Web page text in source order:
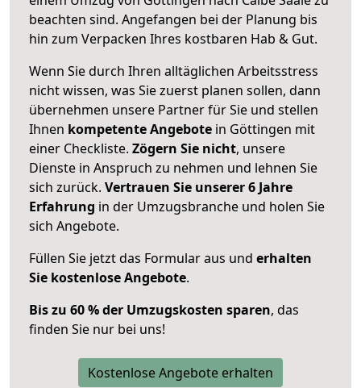
beachten sind. Angefangen bei der Planung bis
hin zum Verpacken Ihres kostbaren Hab & Gut.
Wenn Sie durch Ihren alltäglichen Arbeitsstress
nicht wissen, was Sie zuerst planen sollen, dann
übernehmen unsere Partner für Sie und stellen
Ihnen kompetente Angebote in Göttingen mit
einer Checkliste. Zögern Sie nicht, unsere
Dienste in Anspruch zu nehmen und lehnen Sie
sich zurück. Vertrauen Sie unserer 6 Jahre
Erfahrung in der Umzugsbranche und holen Sie
sich Angebote.
Füllen Sie jetzt das Formular aus und erhalten
Sie kostenlose Angebote.
Bis zu 60 % der Umzugskosten sparen, das
finden Sie nur bei uns!
Kostenlose Angebote erhalten